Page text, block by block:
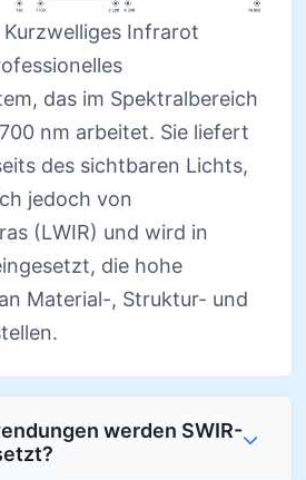
Kurzwelliges Infrarot
das im Spektralbereich
nm arbeitet. Sie liefert
des sichtbaren Lichts,
jedoch von
(LWIR) und wird in
die hohe
Material-, Struktur- und
werden SWIR-